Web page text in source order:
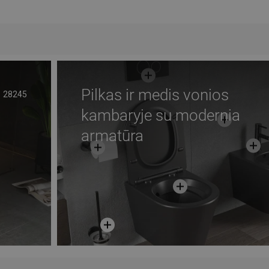
28245
Pilkas ir medis vonios
kambaryje su modernia
armatūra